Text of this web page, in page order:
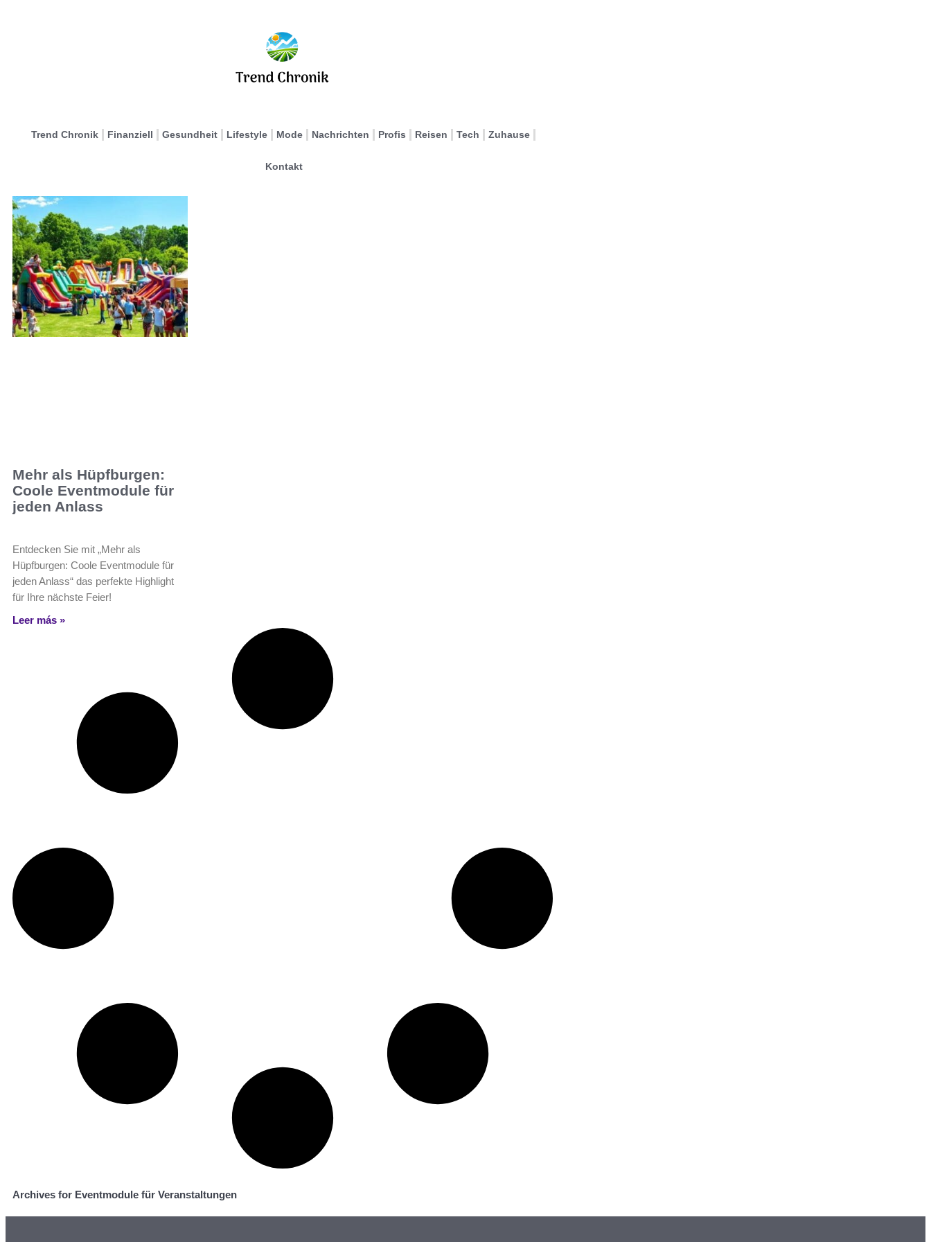
Trend Chronik Finanziell Gesundheit Lifestyle Mode Nachrichten Profis Reisen Tech Zuhause
Kontakt
Mehr als Hüpfburgen:
Coole Eventmodule für
jeden Anlass
Entdecken Sie mit „Mehr als
Hüpfburgen: Coole Eventmodule für
jeden Anlass“ das perfekte Highlight
für Ihre nächste Feier!
Leer más »
Archives for Eventmodule für Veranstaltungen